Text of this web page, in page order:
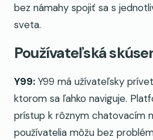
bez námahy spojiť sa s
sveta.
Používateľská
Y99: Y99 má užívateľsky
ktorom sa ľahko naviguje.
prístup k rôznym chatovacím
používatelia môžu bez